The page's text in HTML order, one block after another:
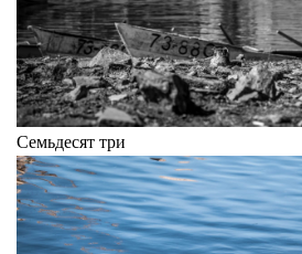
Семьдесят три